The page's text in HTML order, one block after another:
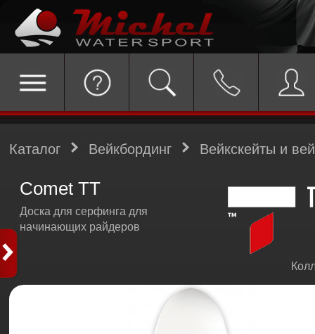
Каталог Вейкбординг Вейкскейты и
Comet TT
Доска для серфинга для
начинающих райдеров